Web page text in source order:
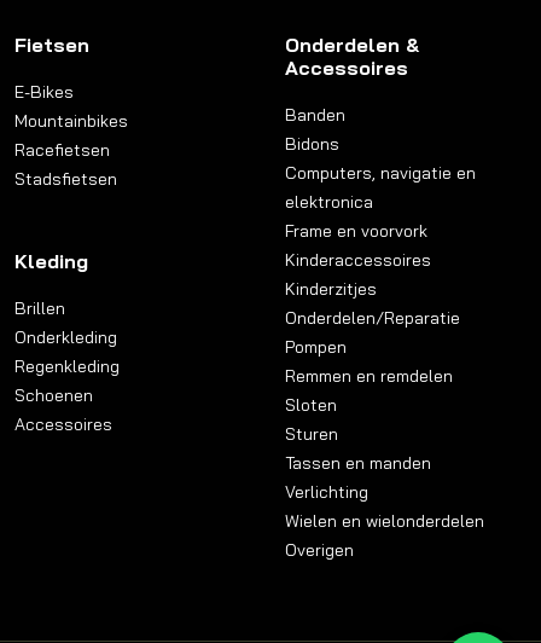
Fietsen
E-Bikes
Mountainbikes
Racefietsen
Stadsfietsen
Kleding
Brillen
Onderkleding
Regenkleding
Schoenen
Accessoires
Onderdelen &
Accessoires
Banden
Bidons
Computers, navigatie en
elektronica
Frame en voorvork
Kinderaccessoires
Kinderzitjes
Onderdelen/Reparatie
Pompen
Remmen en remdelen
Sloten
Sturen
Tassen en manden
Verlichting
Wielen en wielonderdelen
Overigen